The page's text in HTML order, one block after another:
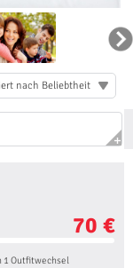
nach Beliebtheit
70 €
1 Outfitwechsel